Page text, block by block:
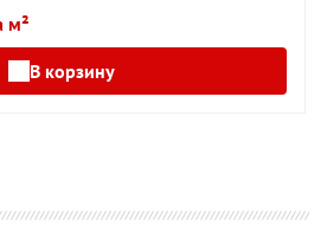
м²
В корзину